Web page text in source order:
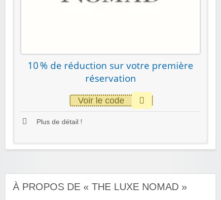
10 % de réduction sur votre première
réservation
Voir le code
Plus de détail !
À PROPOS DE « THE LUXE NOMAD »